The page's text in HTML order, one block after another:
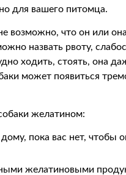
для вашего питомца.
возможно, что он или
назвать рвоту,
ходить, стоять, она
может появиться
желатином:
пока вас нет, чтобы
желатиновыми